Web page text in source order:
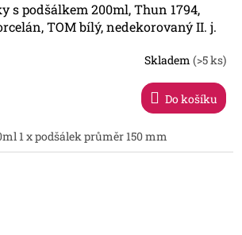
s podšálkem 200ml, Thun 1794,
TOM bílý, nedekorovaný II. j.
Skladem(>5 ks)
Do košíku
1 x podšálek průměr 150 mm